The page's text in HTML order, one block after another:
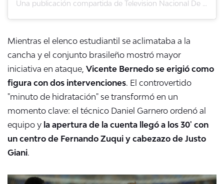
Mientras el elenco estudiantil se aclimataba a la
cancha y el conjunto brasileño mostró mayor
iniciativa en ataque, Vicente Bernedo se erigió como
figura con dos intervenciones. El controvertido
"minuto de hidratación" se transformó en un
momento clave: el técnico Daniel Garnero ordenó al
equipo y la apertura de la cuenta llegó a los 30' con
un centro de Fernando Zuqui y cabezazo de Justo
Giani.